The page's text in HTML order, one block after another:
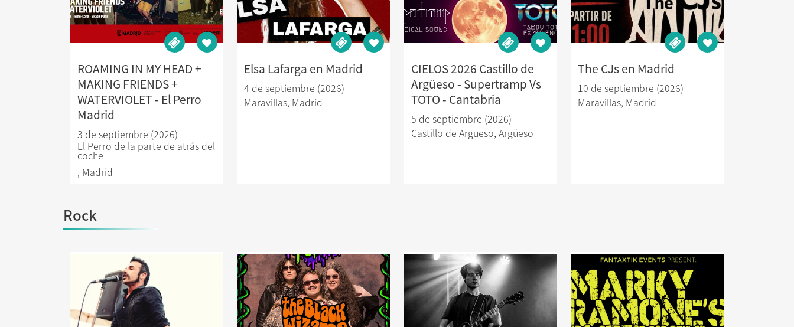
ROAMING IN MY HEAD +
MAKING FRIENDS +
WATERVIOLET - El Perro
Madrid
3 de septiembre (2026)
El Perro de la parte de atrás del
coche
, Madrid
Elsa Lafarga en Madrid
4 de septiembre (2026)
Maravillas, Madrid
CIELOS 2026 Castillo de
Argüeso - Supertramp Vs
TOTO - Cantabria
5 de septiembre (2026)
Castillo de Argueso, Argüeso
The CJs en Madrid
10 de septiembre (2026)
Maravillas, Madrid
Rock